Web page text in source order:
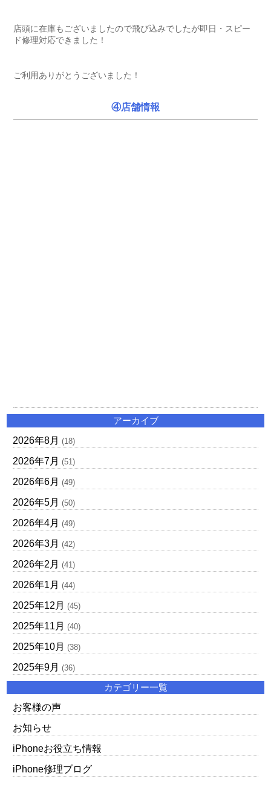
店頭に在庫もございましたので飛び込みでしたが即日・スピー
ド修理対応できました！
ご利用ありがとうございました！
④店舗情報
アーカイブ
2026年8月 (18)
2026年7月 (51)
2026年6月 (49)
2026年5月 (50)
2026年4月 (49)
2026年3月 (42)
2026年2月 (41)
2026年1月 (44)
2025年12月 (45)
2025年11月 (40)
2025年10月 (38)
2025年9月 (36)
カテゴリー一覧
お客様の声
お知らせ
iPhoneお役立ち情報
iPhone修理ブログ